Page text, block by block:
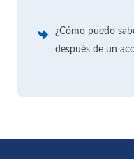
¿Cómo puedo
después de un